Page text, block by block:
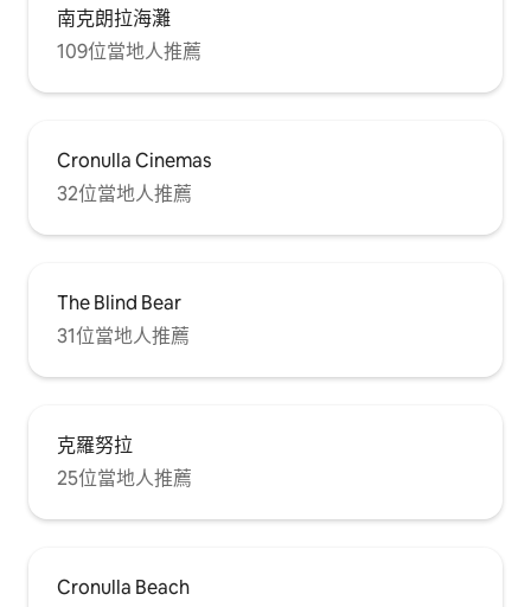
南克朗拉海灘
109位當地人推薦
Cronulla Cinemas
32位當地人推薦
The Blind Bear
31位當地人推薦
克羅努拉
25位當地人推薦
Cronulla Beach